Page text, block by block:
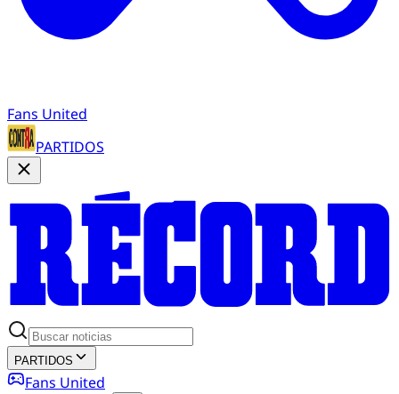
Fans United
PARTIDOS
PARTIDOS
Fans United